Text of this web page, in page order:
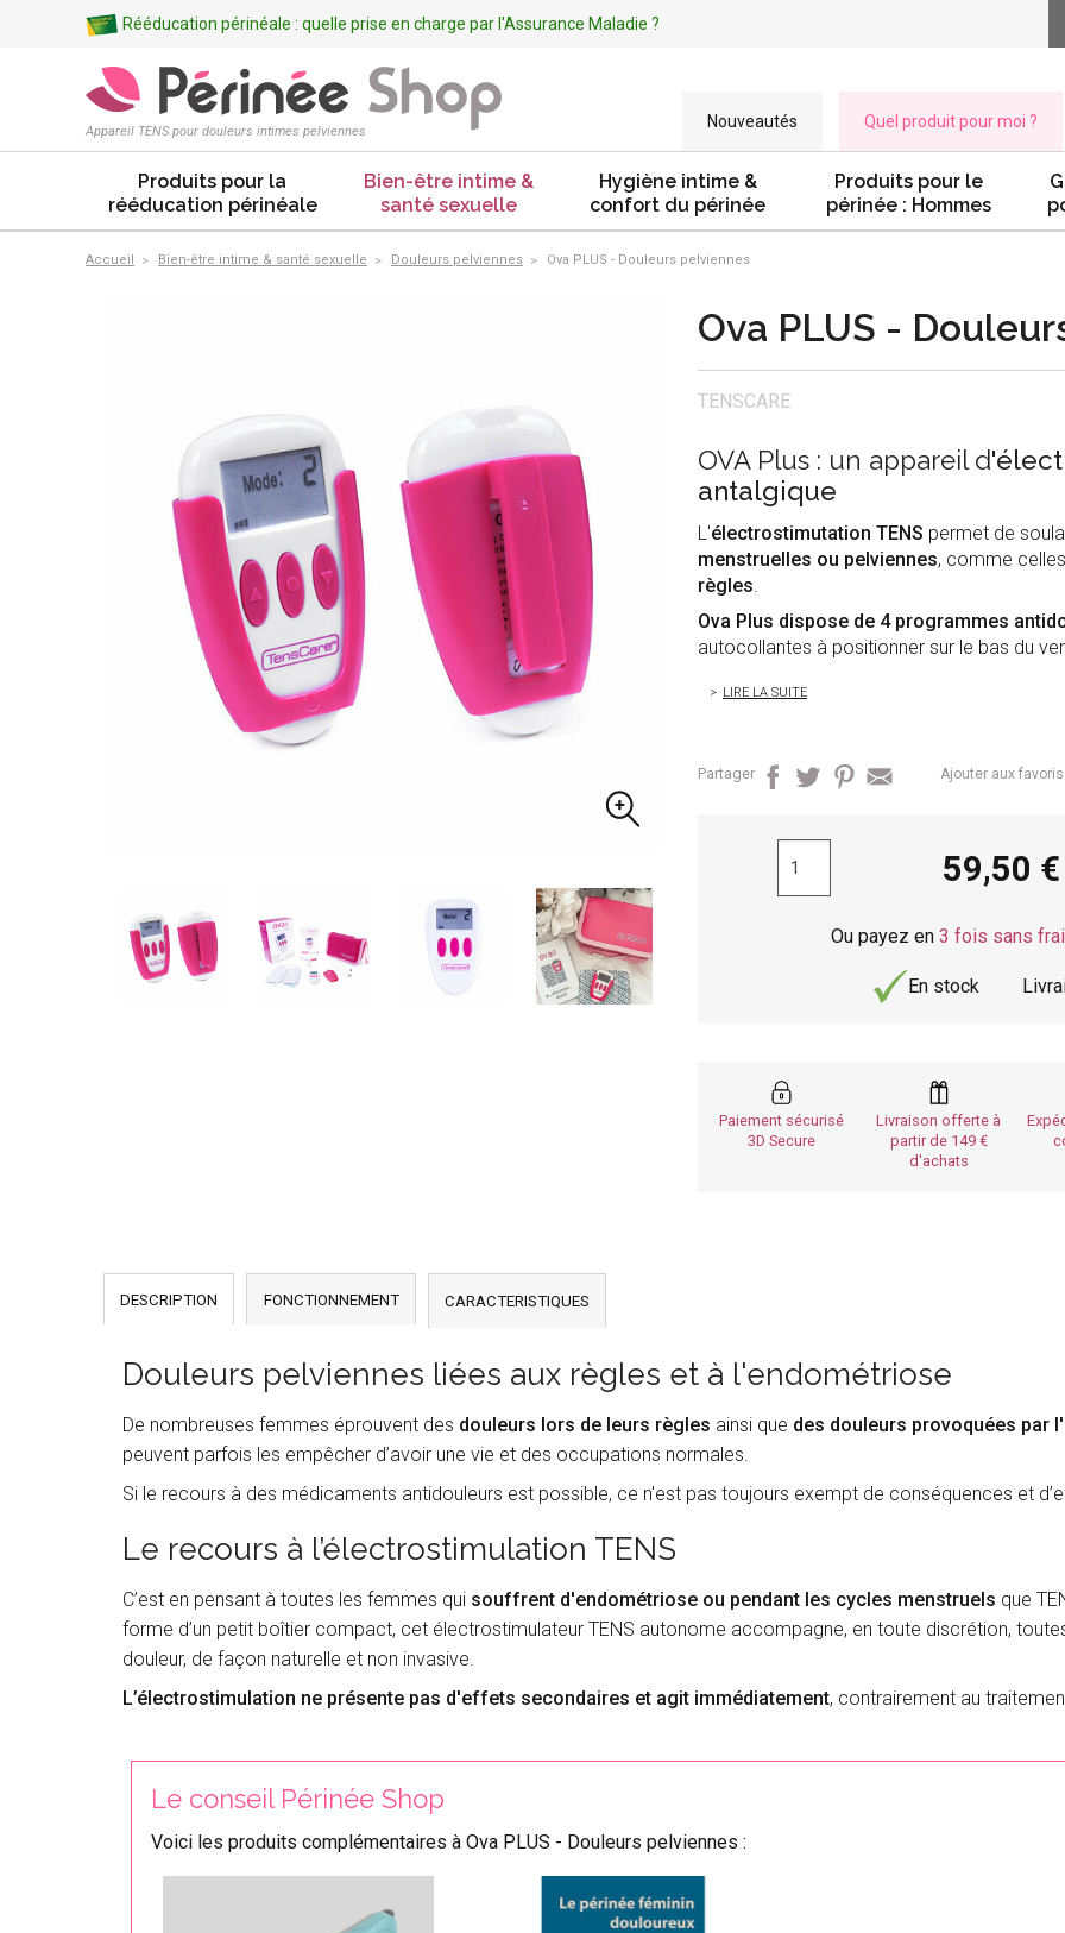
Rééducation périnéale : quelle prise en charge par l'Assurance Maladie ?
Appareil TENS pour douleurs intimes pelviennes
Nouveautés Quel produit pour moi ?
Produits pour la
rééducation périnéale
Bien-être intime &
santé sexuelle
Hygiène intime &
confort du périnée
Produits pour le
périnée : Hommes
Accueil Bien-être intime & santé sexuelle Douleurs pelviennes Ova PLUS - Douleurs pelviennes
Ova PLUS -
TENSCARE
OVA Plus : un appareil d
antalgique
L'électrostimutation TENS permet de
menstruelles ou pelviennes, comme
règles
Ova Plus dispose de 4 programmes
autocollantes à positionner sur le bas du
LIRE LA SUITE
Partager Ajouter aux favoris
59,50
Ou payez en 3 fois sans
En stock
Paiement sécurisé
3D Secure
Livraison offerte à
partir de 149
d'achats
DESCRIPTION FONCTIONNEMENT CARACTERISTIQUES
Douleurs pelviennes liées aux règles et à l'endométriose
De nombreuses femmes éprouvent des douleurs lors de leurs règles ainsi que des douleurs provoquées par
peuvent parfois les empêcher d’avoir une vie et des occupations normales.
Si le recours à des médicaments antidouleurs est possible, ce n'est pas toujours exempt de conséquences et
Le recours à l’électrostimulation TENS
C’est en pensant à toutes les femmes qui souffrent d'endométriose ou pendant les cycles menstruels que
forme d’un petit boîtier compact, cet électrostimulateur TENS autonome accompagne, en toute discrétion,
douleur, de façon naturelle et non invasive.
L’électrostimulation ne présente pas d'effets secondaires et agit immédiatement, contrairement au
Le conseil Périnée Shop
Voici les produits complémentaires à Ova PLUS - Douleurs pelviennes :